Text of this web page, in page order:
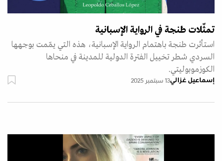
تمثّلات طنجة في الرواية الإسبانية
استأثرت طنجة باهتمام الرواية الإسبانية، هذه التي يمّمت بوجهها
السردي شطر تخييل الفترة الدولية للمدينة في منحاها
الكوزموبوليتي.
إسماعيل غزالي13 سبتمبر 2025